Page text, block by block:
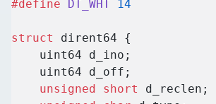
#define DT_WHT 14
struct
dirent64 {
    uint64 d_ino;
    uint64 d_off;
    unsigned
short
d_reclen;